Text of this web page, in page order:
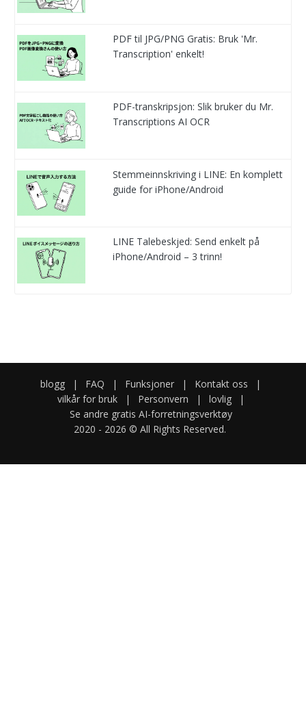
PDF til JPG/PNG Gratis: Bruk 'Mr.
Transcription' enkelt!
PDF-transkripsjon: Slik bruker du Mr.
Transcriptions AI OCR
Stemmeinnskriving i LINE: En komplett
guide for iPhone/Android
LINE Talebeskjed: Send enkelt på
iPhone/Android – 3 trinn!
blogg | FAQ | Funksjoner | Kontakt oss
|
vilkår for bruk
| Personvern | lovlig
|
Se andre gratis AI-forretningsverktøy
2020 - 2026 © All Rights Reserved.